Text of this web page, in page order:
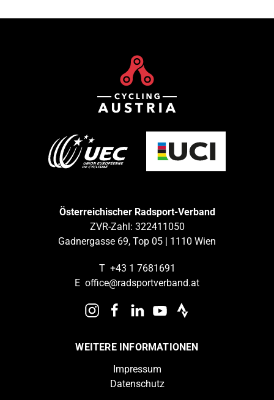
Österreichischer Radsport-Verband
ZVR-Zahl: 322411050
Gadnergasse 69, Top 05 | 1110 Wien
T +43 1 7681691
E office@radsportverband.at
WEITERE INFORMATIONEN
Impressum
Datenschutz